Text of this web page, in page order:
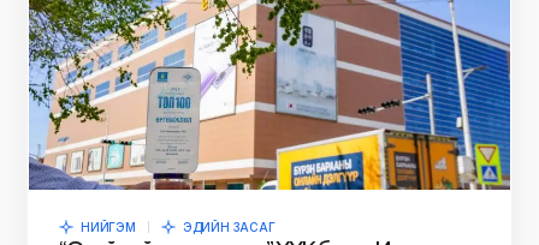
НИЙГЭМ ЭДИЙН ЗАСАГ